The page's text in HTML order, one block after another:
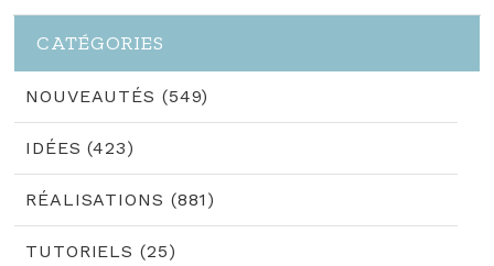
CATÉGORIES
NOUVEAUTÉS (549)
IDÉES (423)
RÉALISATIONS (881)
TUTORIELS (25)